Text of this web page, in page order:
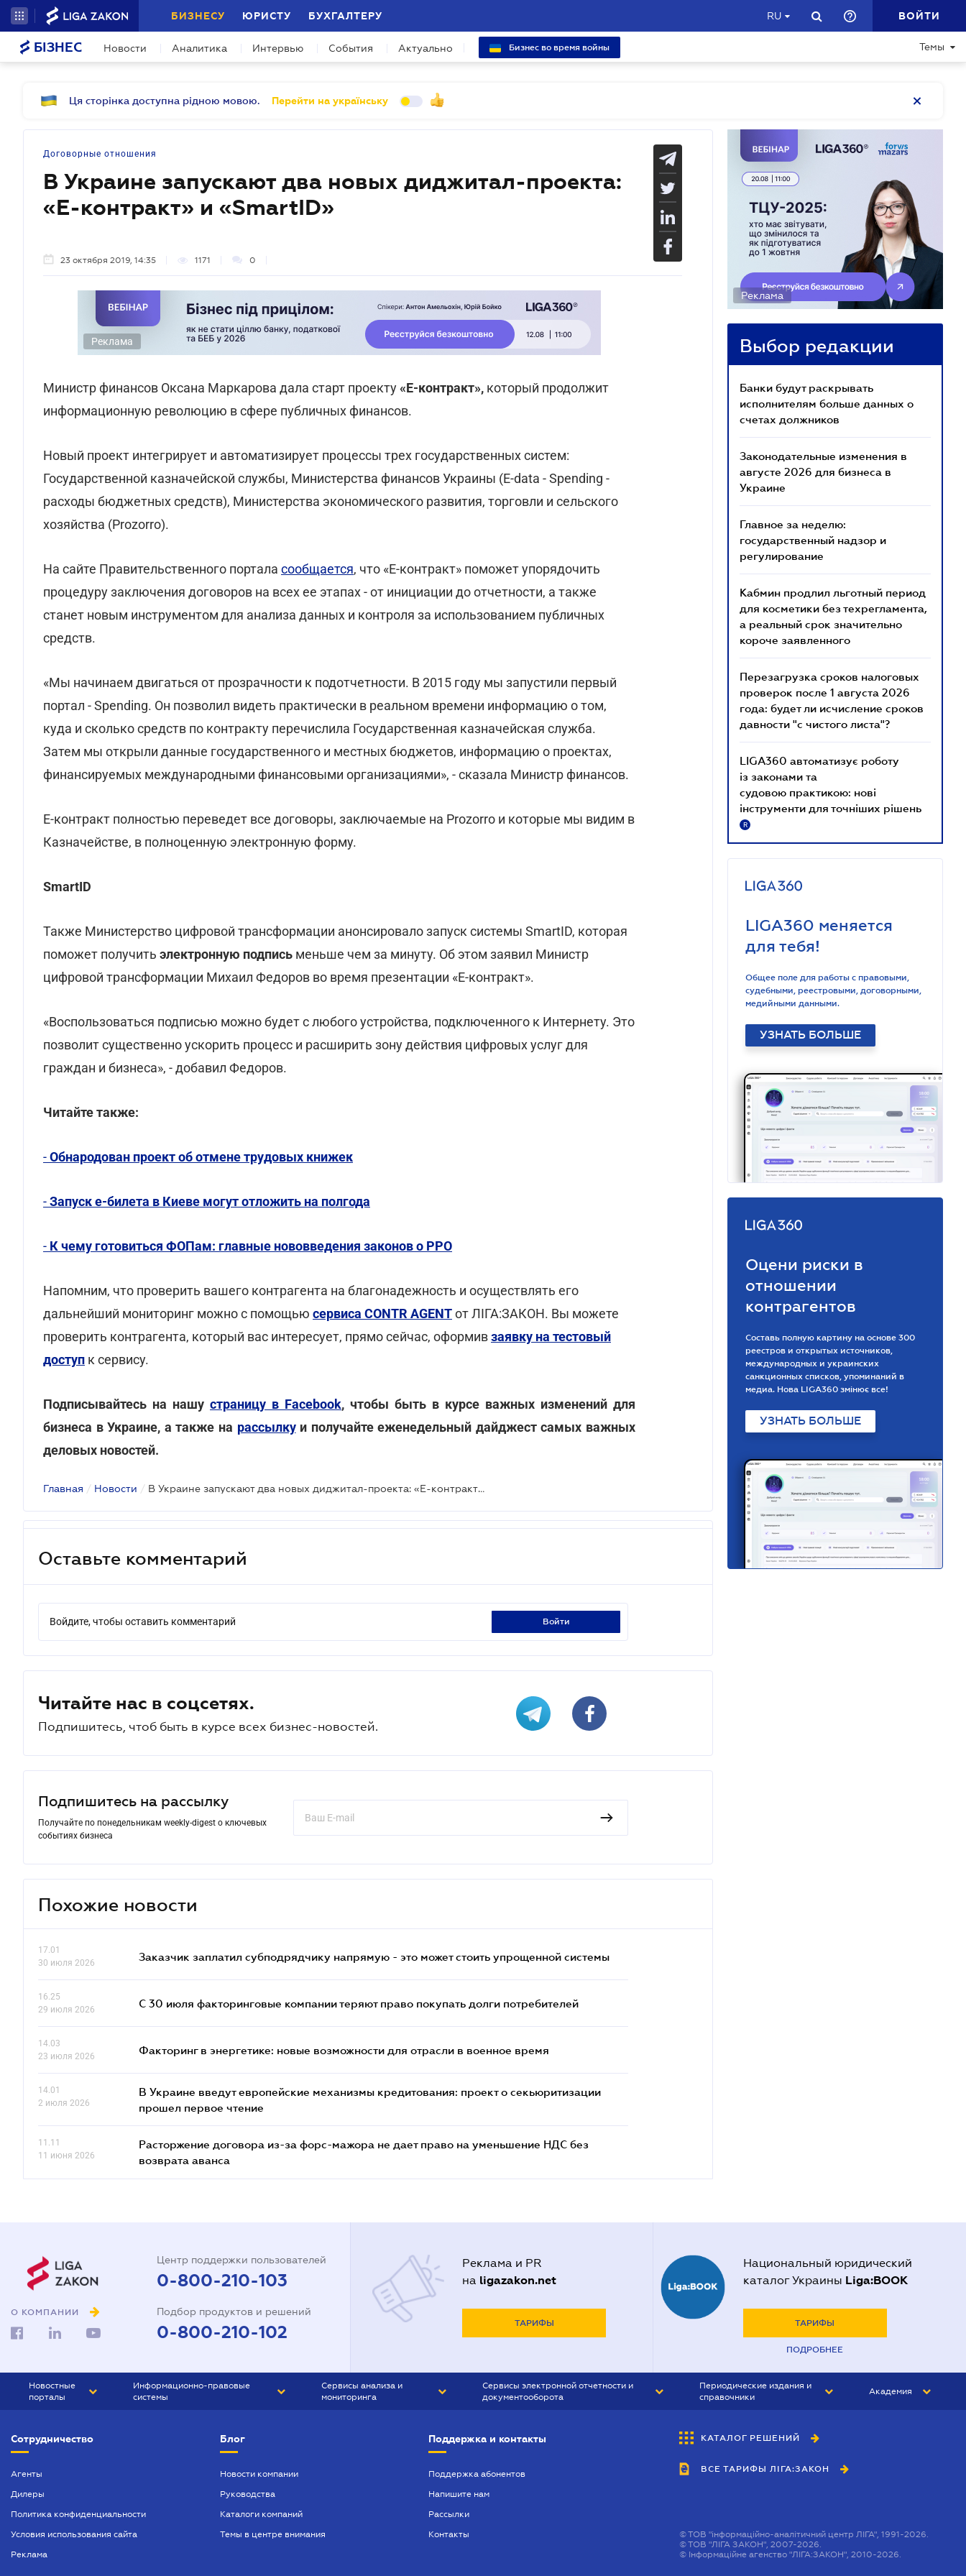
БИЗНЕСУ ЮРИСТУ БУХГАЛТЕРУ RU ВОЙТИ
БІЗНЕС Новости Аналитика Интервью События Актуально Бизнес во время войны Темы
Ця сторінка доступна рідною мовою. Перейти на українську
Договорные отношения
В Украине запускают два новых диджитал-проекта:
«Е-контракт» и «SmartID»
23 октября 2019, 14:35 1171 0
Реклама
Министр финансов Оксана Маркарова дала старт проекту«Е-контракт», который продолжит
информационную революцию в сфере публичных финансов.
Новый проект интегрирует и автоматизирует процессы трех государственных систем:
Государственной казначейской службы, Министерства финансов Украины (E-data - Spending -
расходы бюджетных средств), Министерства экономического развития, торговли и сельского
хозяйства (Prozorro).
На сайте Правительственного портала сообщается, что «Е-контракт» поможет упорядочить
процедуру заключения договоров на всех ее этапах - от инициации до отчетности, а также
станет новым инструментом для анализа данных и контроля за использованием публичных
средств.
«Мы начинаем двигаться от прозрачности к подотчетности. В 2015 году мы запустили первый
портал - Spending. Он позволил видеть практически в реальном времени информацию о том,
куда и сколько средств по контракту перечислила Государственная казначейская служба.
Затем мы открыли данные государственного и местных бюджетов, информацию о проектах,
финансируемых международными финансовыми организациями», - сказала Министр финансов.
Е-контракт полностью переведет все договоры, заключаемые на Prozorro и которые мы видим в
Казначействе, в полноценную электронную форму.
SmartID
Также Министерство цифровой трансформации анонсировало запуск системы SmartID, которая
поможет получить электронную подпись меньше чем за минуту. Об этом заявил Министр
цифровой трансформации Михаил Федоров во время презентации «Е-контракт».
«Воспользоваться подписью можно будет с любого устройства, подключенного к Интернету. Это
позволит существенно ускорить процесс и расширить зону действия цифровых услуг для
граждан и бизнеса», - добавил Федоров.
Читайте также:
-Обнародован проект об отмене трудовых книжек
-Запуск e-билета в Киеве могут отложить на полгода
- К чему готовиться ФОПам: главные нововведения законов о РРО
Напомним, что проверить вашего контрагента на благонадежность и осуществлять его
дальнейший мониторинг можно с помощью сервиса CONTR AGENTот ЛІГА:ЗАКОН. Вы можете
проверить контрагента, который вас интересует, прямо сейчас, оформивзаявку на тестовый
доступ к сервису.
Подписывайтесь на нашу страницу в Facebook, чтобы быть в курсе важных изменений для
бизнеса в Украине, а также на рассылкуи получайте еженедельный дайджест самых важных
деловых новостей.
Главная / Новости / В Украине запускают два новых диджитал-проекта: «Е-контракт» и «SmartID»
Оставьте комментарий
Войдите, чтобы оставить комментарий войти
Читайте нас в соцсетях.
Подпишитесь, чтоб быть в курсе всех бизнес-новостей.
Подпишитесь на рассылку
Получайте по понедельникам weekly-digest о ключевых
событиях бизнеса
Похожие новости
17.01
30 июля 2026
Заказчик заплатил субподрядчику напрямую - это может стоить упрощенной системы
16.25
29 июля 2026
С 30 июля факторинговые компании теряют право покупать долги потребителей
14.03
23 июля 2026
Факторинг в энергетике: новые возможности для отрасли в военное время
14.01
2 июля 2026
В Украине введут европейские механизмы кредитования: проект о секьюритизации
прошел первое чтение
11.11
11 июня 2026
Расторжение договора из-за форс-мажора не дает право на уменьшение НДС без
возврата аванса
Реклама
Выбор редакции
Банки будут раскрывать
исполнителям больше данных о
счетах должников
Законодательные изменения в
августе 2026 для бизнеса в
Украине
Главное за неделю:
государственный надзор и
регулирование
Кабмин продлил льготный период
для косметики без техрегламента,
а реальный срок значительно
короче заявленного
Перезагрузка сроков налоговых
проверок после 1 августа 2026
года: будет ли исчисление сроков
давности "с чистого листа"?
LIGA360 автоматизує роботу
із законами та
судовою практикою: нові
інструменти для точніших рішень
R
LIGA360 меняется
для тебя!
Общее поле для работы с правовыми,
судебными, реестровыми, договорными,
медийными данными.
УЗНАТЬ БОЛЬШЕ
Оцени риски в
отношении
контрагентов
Составь полную картину на основе 300
реестров и открытых источников,
международных и украинских
санкционных списков, упоминаний в
медиа. Нова LIGA360 змінює все!
УЗНАТЬ БОЛЬШЕ
О КОМПАНИИ
Центр поддержки пользователей
0-800-210-103
Подбор продуктов и решений
0-800-210-102
Реклама и PR
на ligazakon.net
ТАРИФЫ
Национальный юридический
каталог Украины Liga:BOOK
ТАРИФЫ
ПОДРОБНЕЕ
Новостные
порталы
БИЗНЕС
Информационно-правовые
системы
БУХГАЛТЕР ПРОФ
ЮРИСТ ПРОФ
Сервисы анализа и
мониторинга
Сервисы электронной отчетности и
документооборота
Периодические издания и
справочники
БУХГАЛТЕР&ЗАКОН
ВЕСТНИК МСФО
Академия
Сотрудничество
Агенты
Дилеры
Политика конфиденциальности
Условия использования сайта
Реклама
Блог
Новости компании
Руководства
Каталоги компаний
Темы в центре внимания
Поддержка и контакты
Поддержка абонентов
Напишите нам
Рассылки
Контакты
КАТАЛОГ РЕШЕНИЙ
ВСЕ ТАРИФЫ ЛІГА:ЗАКОН
©ТОВ "інформаційно-аналітичний центр ЛІГА", 1991-2026.
©ТОВ "ЛІГА ЗАКОН", 2007-2026.
© Інформаційне агенство "ЛІГА:ЗАКОН", 2010-2026.